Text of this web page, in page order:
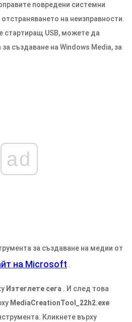
повредени системни
на неизправности.
стартиращ USB, можете да
създаване на Windows Media, за
ad
за създаване на медии от
на Microsoft .
Изтеглете сега . И след това
MediaCreationTool_22h2.exe
Кликнете върху